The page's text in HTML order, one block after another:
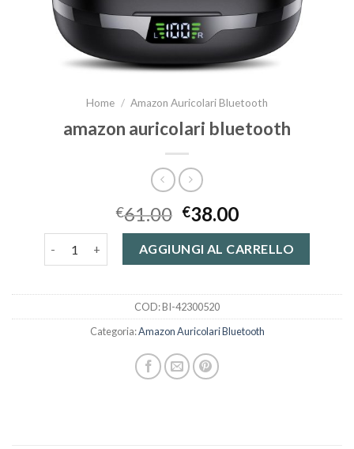
Home / Amazon Auricolari Bluetooth
amazon auricolari bluetooth
€61.00 €38.00
amazon auricolari bluetooth quantità
AGGIUNGI AL CARRELLO
COD:BI-42300520
Categoria:Amazon Auricolari Bluetooth